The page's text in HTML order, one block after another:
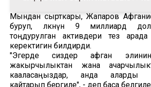
Мындан сырткары, Жапаров
буруп, өлкөнүн 9 миллиард
тоңдурулган активдери тез
керектигин билдирди.
"Эгерде сиздер афган
жакырчылыктан жана
кааласаңыздар, анда аларды
кайтарып бергиле", - деп баса